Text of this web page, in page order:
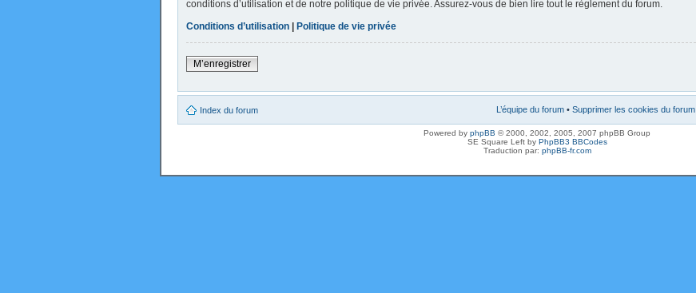
conditions d’utilisation et de notre politique de vie privée. Assurez-vous de bien lire tout le règlement du forum.
Conditions d’utilisation | Politique de vie privée
M’enregistrer
Index du forum L’équipe du forum • Supprimer les cookies du forum
Powered by phpBB © 2000, 2002, 2005, 2007 phpBB Group
SE Square Left by PhpBB3 BBCodes
Traduction par: phpBB-fr.com